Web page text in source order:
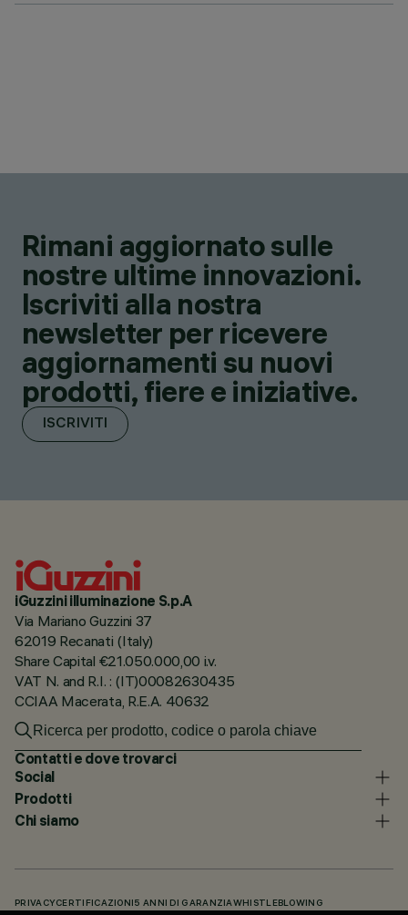
Rimani aggiornato sulle
nostre ultime innovazioni.
Iscriviti alla nostra
newsletter per ricevere
aggiornamenti su nuovi
prodotti, fiere e iniziative.
ISCRIVITI
iGuzzini illuminazione S.p.A
Via Mariano Guzzini 37
62019 Recanati (Italy)
Share Capital €21.050.000,00 i.v.
VAT N. and R.I. : (IT)00082630435
CCIAA Macerata, R.E.A. 40632
Contatti e dove trovarci
Social
Prodotti
Chi siamo
PRIVACY CERTIFICAZIONI 5 ANNI DI GARANZIAWHISTLEBLOWING